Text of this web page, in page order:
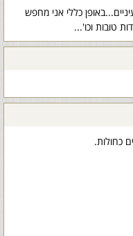
כללי אני מחפש
טובות וכו'...
כחולות.